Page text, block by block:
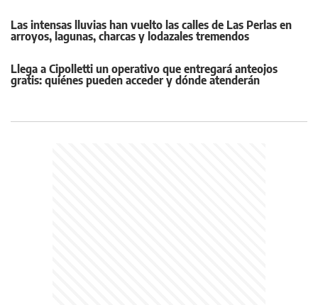
Las intensas lluvias han vuelto las calles de Las Perlas en
arroyos, lagunas, charcas y lodazales tremendos
Llega a Cipolletti un operativo que entregará anteojos
gratis: quiénes pueden acceder y dónde atenderán